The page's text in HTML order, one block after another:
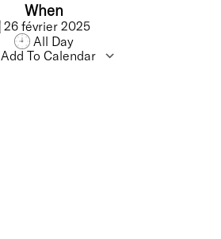
When
26 février 2025
All Day
Add To Calendar